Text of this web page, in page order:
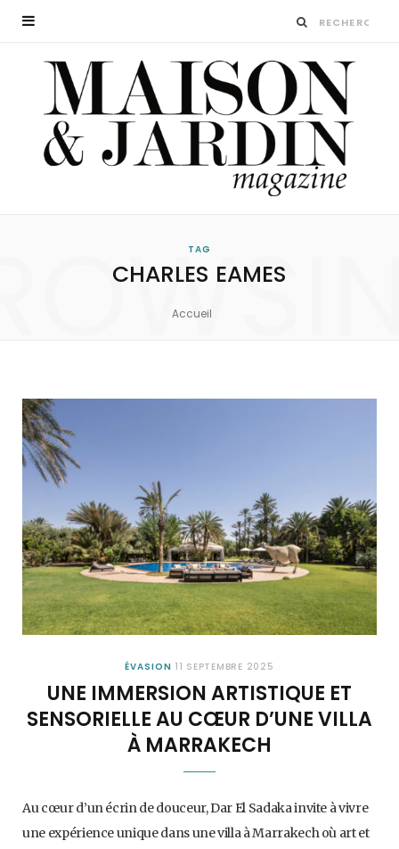
TAG
CHARLES EAMES
Accueil
ÉVASION 11 SEPTEMBRE 2025
UNE IMMERSION ARTISTIQUE ET
SENSORIELLE AU CŒUR D’UNE VILLA
À MARRAKECH
Au cœur d’un écrin de douceur, Dar El Sadaka invite à vivre
une expérience unique dans une villa à Marrakech où art et